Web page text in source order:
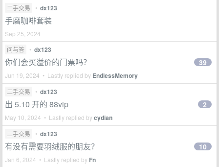
二手交易 • dx123
手磨咖啡套装
Sep 25, 2024
问与答
• dx123
你们会买溢价的门票吗？
Jun 19, 2024 • Lastly replied by EndlessMemory
39
二手交易 • dx123
出 5.10 开的 88vip
May 10, 2024 • Lastly replied bycydian
2
二手交易 • dx123
有没有需要羽绒服的朋友？
Jan 6, 2024 • Lastly replied by Fn
10